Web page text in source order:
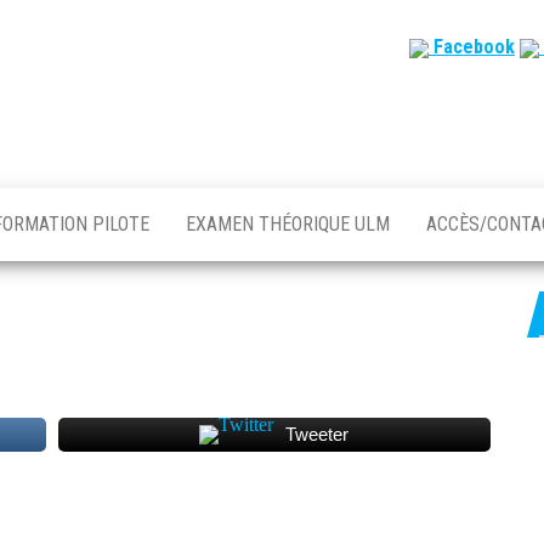
Facebook
PILOTE EXAMEN THÉORIQUE ULM ACCÈS/
Tweeter